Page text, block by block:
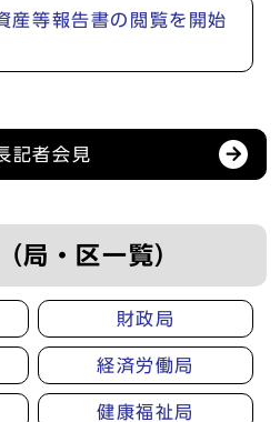
産等報告書の閲覧を開始
記者会見
局・区一覧）
財政局
経済労働局
健康福祉局